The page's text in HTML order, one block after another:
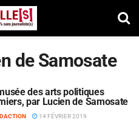
de Samosate
des arts politiques
par Lucien de Samosate
14 FÉVRIER 2019